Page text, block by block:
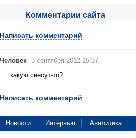
Комментарии сайта
Написать комментарий
Человек
3 сентября 2012 15:37
какую снесут-то?
Написать комментарий
Новости Интервью Аналитика